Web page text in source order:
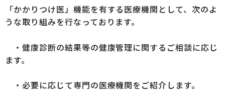
「かかりつけ医」機能を有する医療機関として、次のよ
うな取り組みを行なっております。
・健康診断の結果等の健康管理に関するご相談に応じ
ます。
・必要に応じて専門の医療機関をご紹介します。